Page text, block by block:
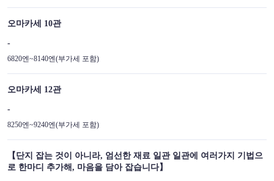
오마카세 10관
-
6820엔~8140엔(부가세 포함)
오마카세 12관
-
8250엔~9240엔(부가세 포함)
【단지 잡는 것이 아니라, 엄선한 재료 일관 일관에 여러가지 기법으
로 한마디 추가해, 마음을 담아 잡습니다】